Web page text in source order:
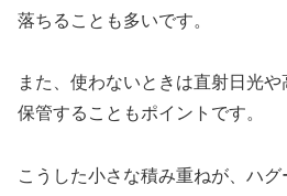
落ちることも多いです。
また、使わないときは直射日光
保管することもポイントです。
こうした小さな積み重ねが、ハ